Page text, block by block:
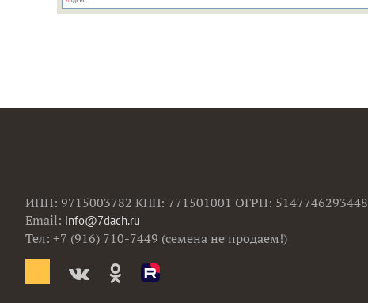
ИНН: 9715003782 КПП: 771501001 ОГРН: 5147746293448
Email: info@7dach.ru
Тел: +7 (916) 710-7449 (семена не продаем!)